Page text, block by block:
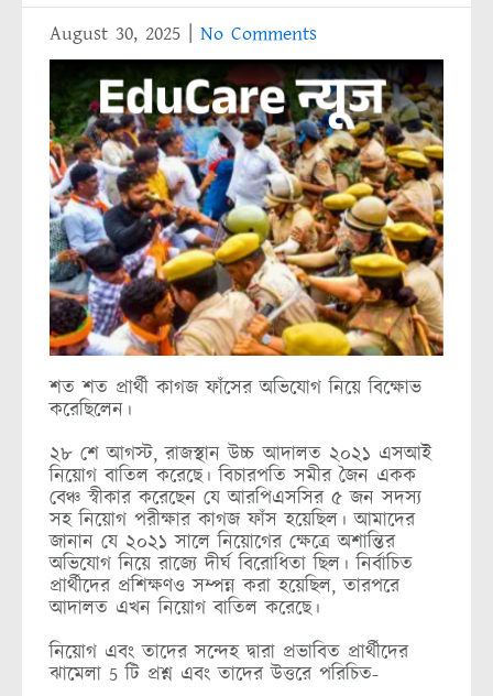
August 30, 2025
No Comments
শত শত প্রার্থী কাগজ ফাঁসের অভিযোগ নিয়ে বিক্ষোভ
করেছিলেন।
২৮ শে আগস্ট, রাজস্থান উচ্চ আদালত ২০২১ এসআই
নিয়োগ বাতিল করেছে। বিচারপতি সমীর জৈন একক
বেঞ্চ স্বীকার করেছেন যে আরপিএসসির ৫ জন সদস্য
সহ নিয়োগ পরীক্ষার কাগজ ফাঁস হয়েছিল। আমাদের
জানান যে ২০২১ সালে নিয়োগের ক্ষেত্রে অশান্তির
অভিযোগ নিয়ে রাজ্যে দীর্ঘ বিরোধিতা ছিল। নির্বাচিত
প্রার্থীদের প্রশিক্ষণও সম্পন্ন করা হয়েছিল, তারপরে
আদালত এখন নিয়োগ বাতিল করেছে।
নিয়োগ এবং তাদের সন্দেহ দ্বারা প্রভাবিত প্রার্থীদের
ঝামেলা 5 টি প্রশ্ন এবং তাদের উত্তরে পরিচিত-